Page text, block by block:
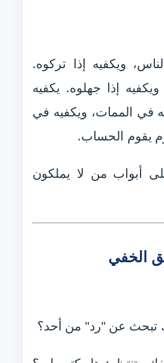
ويكفيه إذا تركوه.
ويكفيه إذا جهلوه. يكفيه
في الممات، ويكفيه في
يقوم الحساب.
أبواب من لا يملكون
الخفي
تبحث عن "رد" من أحد؟